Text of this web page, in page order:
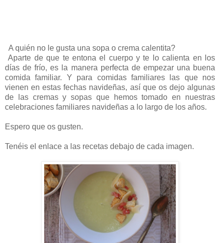
A quién no le gusta una sopa o crema calentita?
Aparte de que te entona el cuerpo y te lo calienta en los
días de frío, es la manera perfecta de empezar una buena
comida familiar. Y para comidas familiares las que nos
vienen en estas fechas navideñas, así que os dejo algunas
de las cremas y sopas que hemos tomado en nuestras
celebraciones familiares navideñas a lo largo de los años.
Espero que os gusten.
Tenéis el enlace a las recetas debajo de cada imagen.